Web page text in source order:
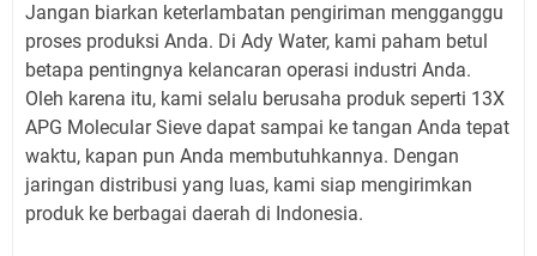
Jangan biarkan keterlambatan pengiriman mengganggu
proses produksi Anda. Di Ady Water, kami paham betul
betapa pentingnya kelancaran operasi industri Anda.
Oleh karena itu, kami selalu berusaha produk seperti 13X
APG Molecular Sieve dapat sampai ke tangan Anda tepat
waktu, kapan pun Anda membutuhkannya. Dengan
jaringan distribusi yang luas, kami siap mengirimkan
produk ke berbagai daerah di Indonesia.